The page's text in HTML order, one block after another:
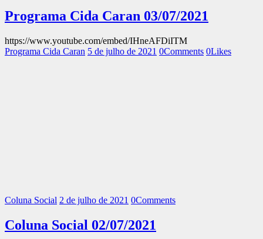
Programa Cida Caran 03/07/2021
https://www.youtube.com/embed/IHneAFDiITM
Programa Cida Caran 5 de julho de 2021 0Comments 0Likes
Coluna Social 2 de julho de 2021 0Comments
Coluna Social 02/07/2021